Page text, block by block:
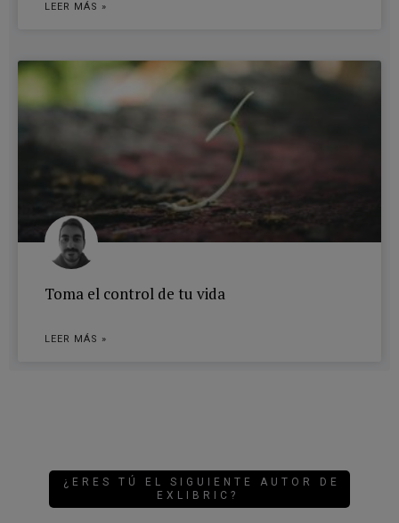
LEER MÁS »
Toma el control de tu vida
LEER MÁS »
¿ERES TÚ EL SIGUIENTE AUTOR DE
EXLIBRIC?